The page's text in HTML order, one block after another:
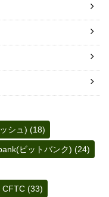
シュ) (18)
ビットバンク) (24)
CFTC (33)